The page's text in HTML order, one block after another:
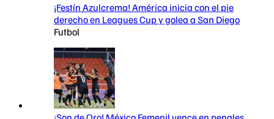
¡Festín Azulcrema! América inicia con el pie
derecho en Leagues Cup y golea a San Diego
Futbol